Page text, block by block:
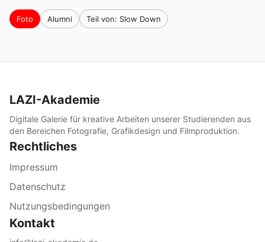
Foto Alumni Teil von: Slow Down
LAZI-Akademie
Digitale Galerie für kreative Arbeiten unserer Studierenden aus
den Bereichen Fotografie, Grafikdesign und Filmproduktion.
Rechtliches
Impressum
Datenschutz
Nutzungsbedingungen
Kontakt